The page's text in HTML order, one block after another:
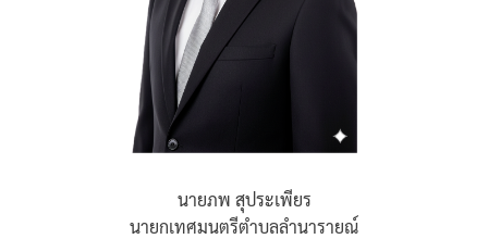
นายภพ สุประเพียร
นายกเทศมนตรีตำบลลำนารายณ์